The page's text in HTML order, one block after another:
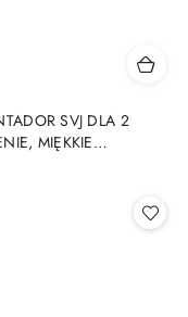
SVJ DLA 2
MIĘKKIE